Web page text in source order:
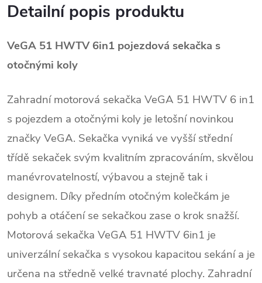
Detailní popis produktu
VeGA 51 HWTV 6in1 pojezdová sekačka s
otočnými koly
Zahradní motorová sekačka VeGA 51 HWTV 6 in1
s pojezdem a otočnými koly je letošní novinkou
značky VeGA. Sekačka vyniká ve vyšší střední
třídě sekaček svým kvalitním zpracováním, skvělou
manévrovatelností, výbavou a stejně tak i
designem. Díky předním otočným kolečkám je
pohyb a otáčení se sekačkou zase o krok snažší.
Motorová sekačka VeGA 51 HWTV 6in1 je
univerzální sekačka s vysokou kapacitou sekání a je
určena na středně velké travnaté plochy. Zahradní